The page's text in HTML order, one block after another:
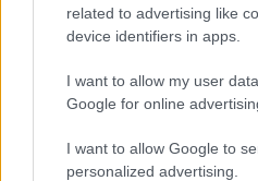
related to advertising like
device identifiers in apps.
I want to allow my user
Google for online
I want to allow Google to
personalized advertising.
A post shared by
Tο Anthes είναι η νέα
Σκούφου, σε ένα